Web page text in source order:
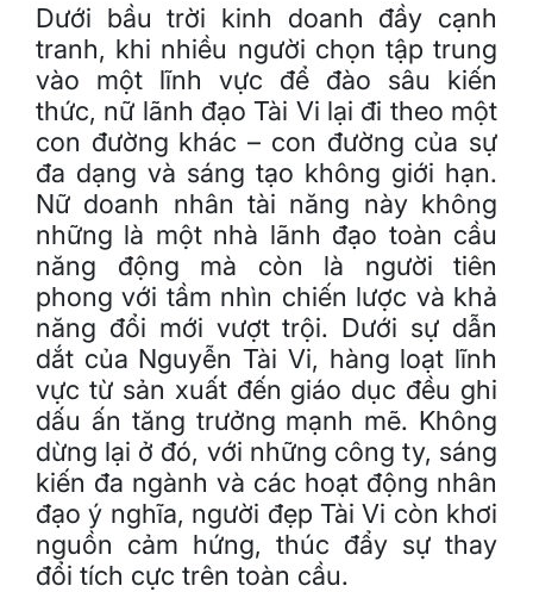
Dưới bầu trời kinh doanh đầy cạnh
tranh, khi nhiều người chọn tập trung
vào một lĩnh vực để đào sâu kiến
thức, nữ lãnh đạo Tài Vi lại đi theo một
con đường khác – con đường của sự
đa dạng và sáng tạo không giới hạn.
Nữ doanh nhân tài năng này không
những là một nhà lãnh đạo toàn cầu
năng động mà còn là người tiên
phong với tầm nhìn chiến lược và khả
năng đổi mới vượt trội. Dưới sự dẫn
dắt của Nguyễn Tài Vi, hàng loạt lĩnh
vực từ sản xuất đến giáo dục đều ghi
dấu ấn tăng trưởng mạnh mẽ. Không
dừng lại ở đó, với những công ty, sáng
kiến đa ngành và các hoạt động nhân
đạo ý nghĩa, người đẹp Tài Vi còn khơi
nguồn cảm hứng, thúc đẩy sự thay
đổi tích cực trên toàn cầu.